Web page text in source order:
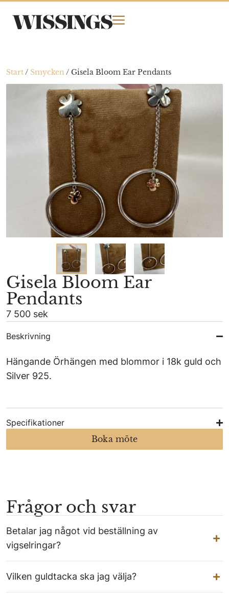
Start/ Smycken / Gisela Bloom Ear Pendants
Gisela Bloom Ear
Pendants
7 500 sek
Beskrivning
Hängande Örhängen med blommor i 18k guld och
Silver 925.
Specifikationer
Boka möte
Frågor och svar
Betalar jag något vid beställning av
vigselringar?
Vilken guldtacka ska jag välja?